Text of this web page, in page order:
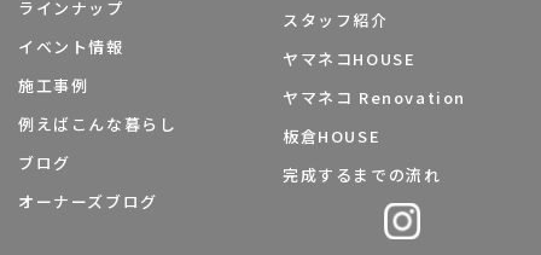
ラインナップ
イベント情報
施工事例
例えばこんな暮らし
ブログ
オーナーズブログ
スタッフ紹介
ヤマネコHOUSE
ヤマネコ Renovation
板倉HOUSE
完成するまでの流れ